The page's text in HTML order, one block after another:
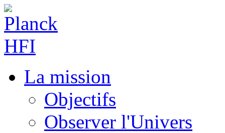
La mission
Objectifs
Observer l'Univers